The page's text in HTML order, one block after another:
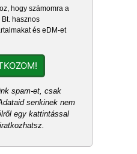
hogy számomra a
hasznos
és eDM-et
spam-et, csak
senkinek nem
egy kattintással